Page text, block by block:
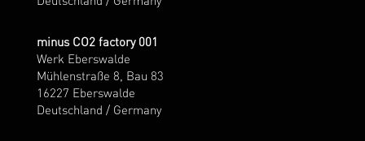
minus CO2 factory 001
Werk Eberswalde
Mühlenstraße 8, Bau 83
16227 Eberswalde
Deutschland / Germany